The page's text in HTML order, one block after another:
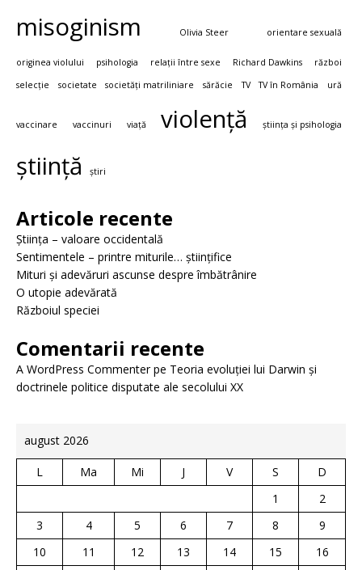
misoginism Olivia Steer orientare sexuală
originea violului psihologia relații între sexe Richard Dawkins
război
selecție
societate societăți matriliniare sărăcie TV TV în România ură
vaccinare vaccinuri viață violență știința și psihologia
știință știri
Articole recente
Știința – valoare occidentală
Sentimentele – printre miturile… științifice
Mituri și adevăruri ascunse despre îmbătrânire
O utopie adevărată
Războiul speciei
Comentarii recente
A WordPress Commenterpe Teoria evoluției lui Darwin și
doctrinele politice disputate ale secolului XX
august 2026
L Ma Mi J V S
D
1
2
3
4 5 6 7 8
9
10
11 12 13 14 15
16